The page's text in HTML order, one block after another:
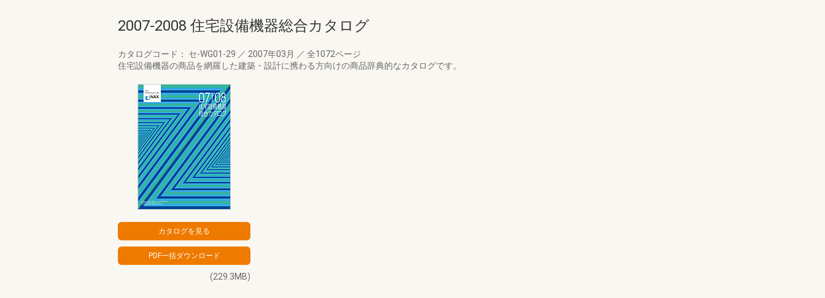
2007-2008 住宅設備機器総合カタログ
カタログコード： セ-WG01-29 ／ 2007年03月 ／ 全1072ページ
住宅設備機器の商品を網羅した建築・設計に携わる方向けの商品辞典的なカタログです。
(229.3MB)